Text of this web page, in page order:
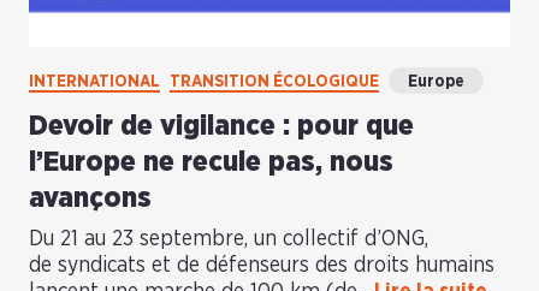
INTERNATIONAL TRANSITION ÉCOLOGIQUE Europe
Devoir de vigilance : pour que
l’Europe ne recule pas, nous
avançons
Du 21 au 23 septembre, un collectif d’ONG,
de syndicats et de défenseurs des droits humains